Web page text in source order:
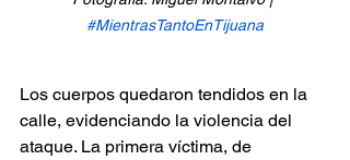
#MientrasTantoEnTijuana
Los cuerpos quedaron tendidos en la
calle, evidenciando la violencia del
ataque. La primera víctima, de